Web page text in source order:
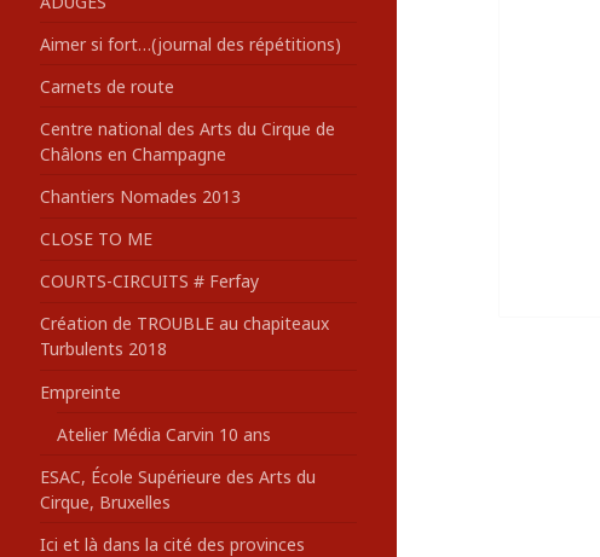
:Aimer si fort…(journal des répétitions)
Carnets de route
Centre national des Arts du Cirque de
Châlons en Champagne
Chantiers Nomades 2013
CLOSE TO ME
COURTS-CIRCUITS # Ferfay
Création de TROUBLE au chapiteaux
Turbulents 2018
Empreinte
Atelier Média Carvin 10 ans
ESAC, École Supérieure des Arts du
Cirque, Bruxelles
Ici et là dans la cité des provinces